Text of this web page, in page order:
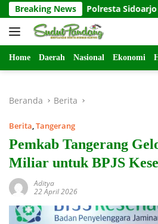
Langsung
ke
konten
Breaking NewsPolresta Sidoarjo Kawal
Home Daerah Nasional Ekonomi
Beranda Berita
Berita,Tangerang
Pemkab Tangerang
Miliar untuk BPJS
Aditya
22 April 2026